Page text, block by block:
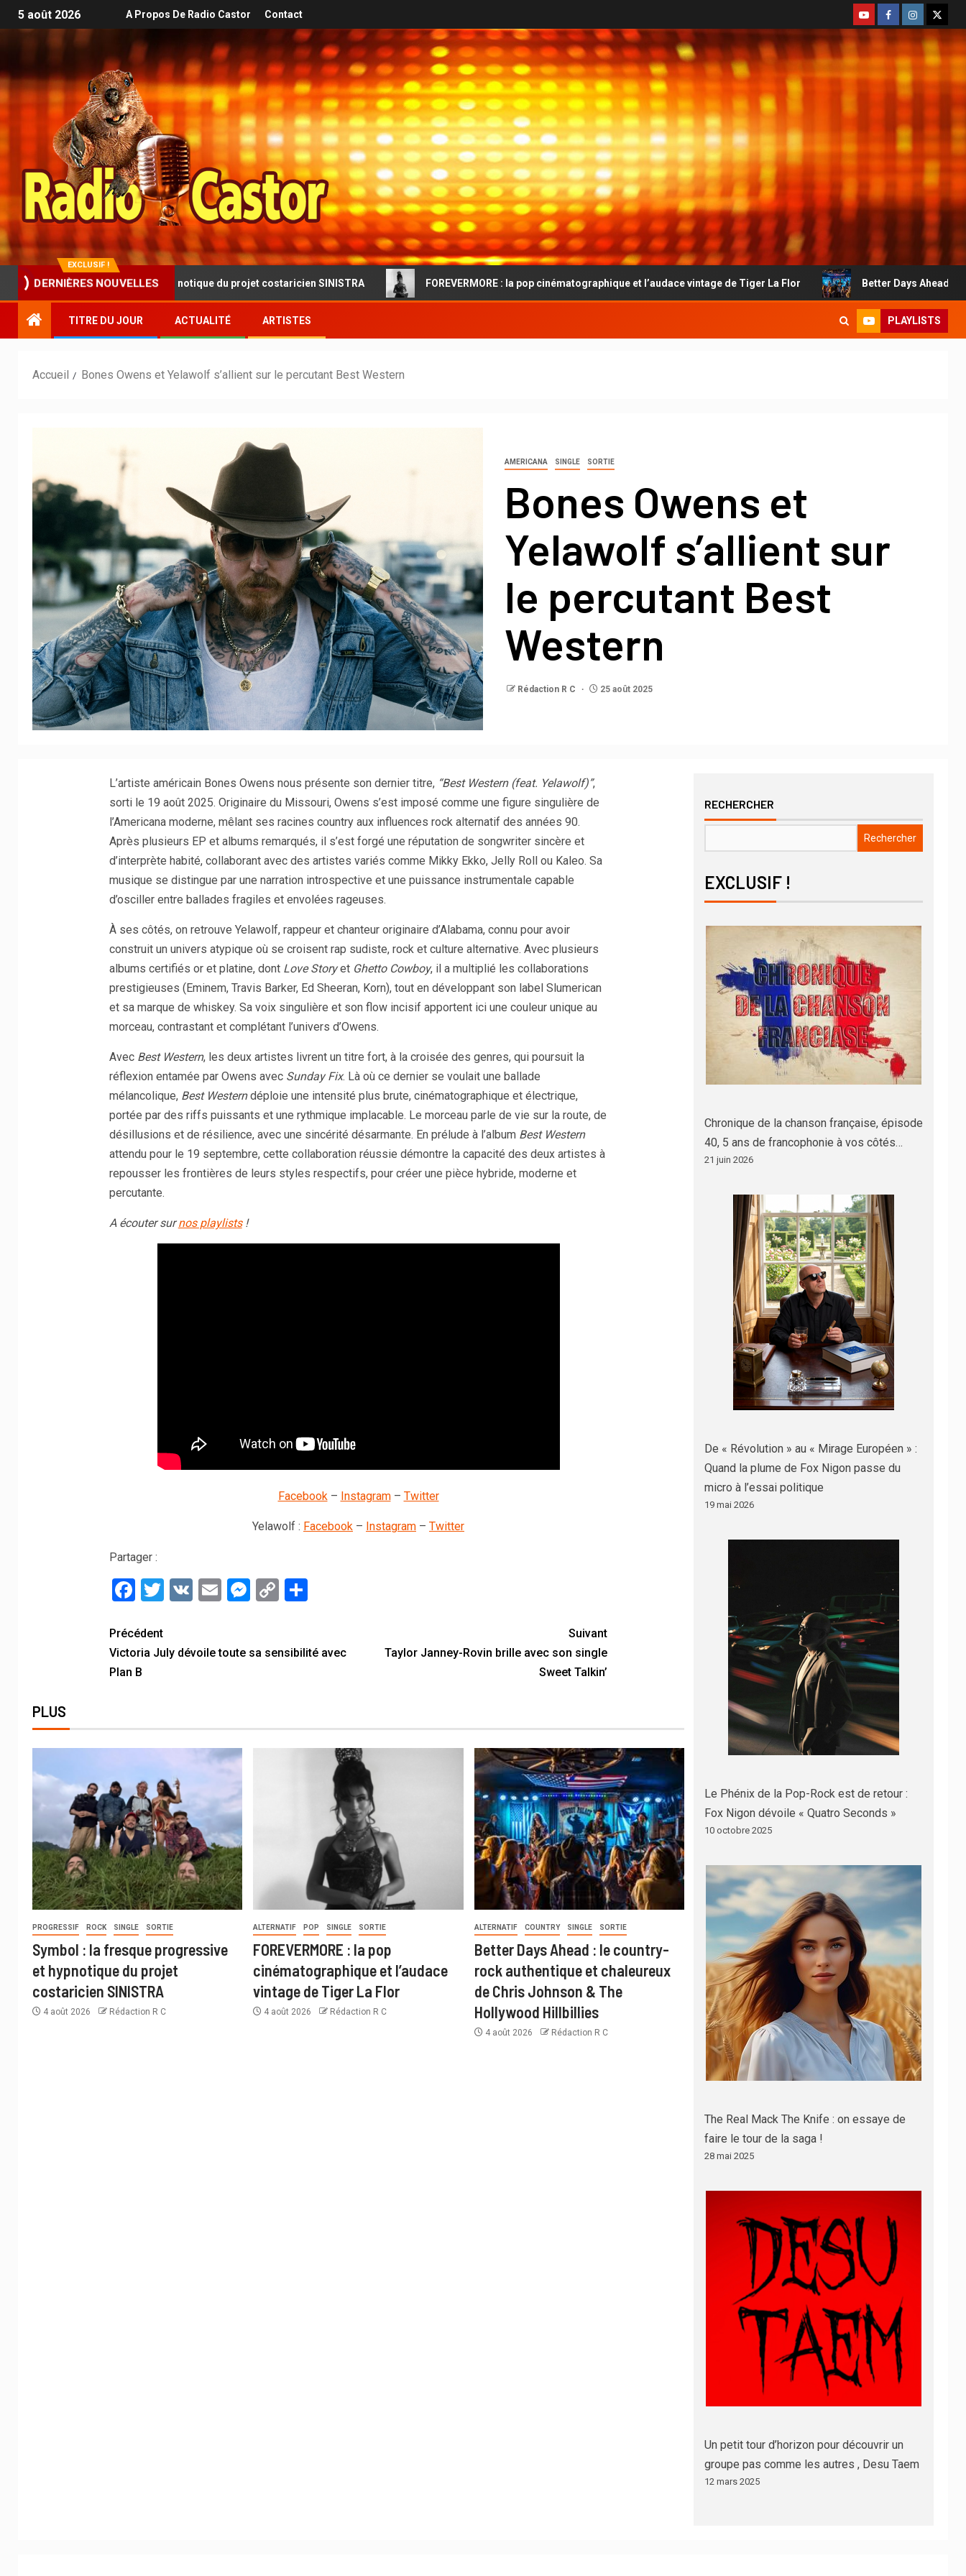
5 août 2026 A Propos De Radio Castor Contact
EXCLUSIF !
DERNIÈRES NOUVELLES
progressive et hypnotique du projet costaricien SINISTRA FOREVERMORE : la pop cinématographique et l’audace vintage de Tiger La Flor Better Days Ahead : le country-
TITRE DU JOUR ACTUALITÉ ARTISTES PLAYLISTS
Accueil Bones Owens et Yelawolf s’allient sur le percutant Best Western
AMERICANA SINGLE SORTIE
Bones Owens et
Yelawolf s’allient sur
le percutant Best
Western
Rédaction R C 25 août 2025
L’artiste américain Bones Owens nous présente son dernier titre, “Best Western (feat. Yelawolf)”,
sorti le 19 août 2025. Originaire du Missouri, Owens s’est imposé comme une figure singulière de
l’Americana moderne, mêlant ses racines country aux influences rock alternatif des années 90.
Après plusieurs EP et albums remarqués, il s’est forgé une réputation de songwriter sincère et
d’interprète habité, collaborant avec des artistes variés comme Mikky Ekko, Jelly Roll ou Kaleo. Sa
musique se distingue par une narration introspective et une puissance instrumentale capable
d’osciller entre ballades fragiles et envolées rageuses.
À ses côtés, on retrouve Yelawolf, rappeur et chanteur originaire d’Alabama, connu pour avoir
construit un univers atypique où se croisent rap sudiste, rock et culture alternative. Avec plusieurs
albums certifiés or et platine, dont Love Storyet Ghetto Cowboy, il a multiplié les collaborations
prestigieuses (Eminem, Travis Barker, Ed Sheeran, Korn), tout en développant son label Slumerican
et sa marque de whiskey. Sa voix singulière et son flow incisif apportent ici une couleur unique au
morceau, contrastant et complétant l’univers d’Owens.
Avec Best Western, les deux artistes livrent un titre fort, à la croisée des genres, qui poursuit la
réflexion entamée par Owens avec Sunday Fix. Là où ce dernier se voulait une ballade
mélancolique, Best Westerndéploie une intensité plus brute, cinématographique et électrique,
portée par des riffs puissants et une rythmique implacable. Le morceau parle de vie sur la route, de
désillusions et de résilience, avec une sincérité désarmante. En prélude à l’album Best Western
attendu pour le 19 septembre, cette collaboration réussie démontre la capacité des deux artistes à
repousser les frontières de leurs styles respectifs, pour créer une pièce hybride, moderne et
percutante.
A écouter surnos playlists!
Facebook– Instagram– Twitter
Yelawolf : Facebook – Instagram – Twitter
Partager :
Facebook
Twitter
VKEmailMessenger
CopyPartager
Précédent
Victoria July dévoile toute sa sensibilité avec
Plan B
Suivant
Taylor Janney-Rovin brille avec son single
Sweet Talkin’
PLUS
PROGRESSIF ROCK SINGLE SORTIE
Symbol : la fresque progressive
et hypnotique du projet
costaricien SINISTRA
4 août 2026 Rédaction R C
ALTERNATIF POP SINGLE SORTIE
FOREVERMORE : la pop
cinématographique et l’audace
vintage de Tiger La Flor
4 août 2026 Rédaction R C
ALTERNATIF COUNTRY SINGLE SORTIE
Better Days Ahead : le country-
rock authentique et chaleureux
de Chris Johnson & The
Hollywood Hillbillies
4 août 2026 Rédaction R C
RECHERCHER
Rechercher
EXCLUSIF !
Chronique de la chanson française, épisode
40, 5 ans de francophonie à vos côtés…
21 juin 2026
De « Révolution » au « Mirage Européen » :
Quand la plume de Fox Nigon passe du
micro à l’essai politique
19 mai 2026
Le Phénix de la Pop-Rock est de retour :
Fox Nigon dévoile « Quatro Seconds »
10 octobre 2025
The Real Mack The Knife : on essaye de
faire le tour de la saga !
28 mai 2025
Un petit tour d’horizon pour découvrir un
groupe pas comme les autres , Desu Taem
12 mars 2025